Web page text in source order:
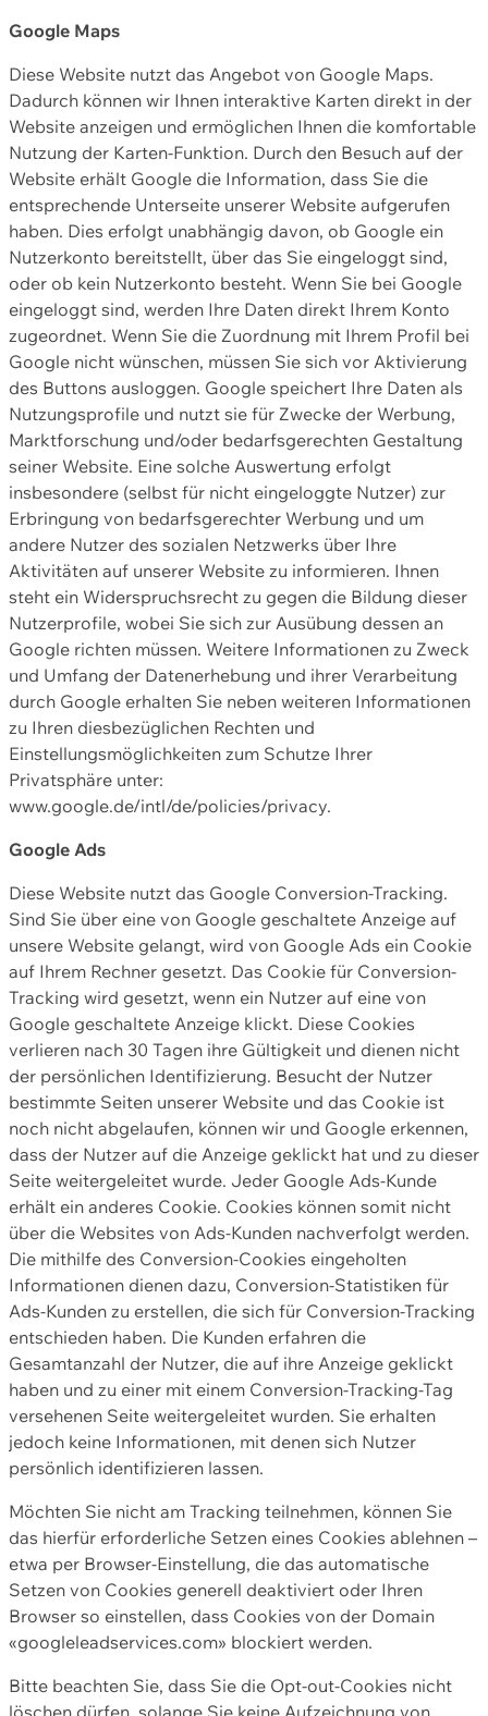
Google Maps
Diese Website nutzt das Angebot von Google Maps.
Dadurch können wir Ihnen interaktive Karten direkt in der
Website anzeigen und ermöglichen Ihnen die komfortable
Nutzung der Karten-Funktion. Durch den Besuch auf der
Website erhält Google die Information, dass Sie die
entsprechende Unterseite unserer Website aufgerufen
haben. Dies erfolgt unabhängig davon, ob Google ein
Nutzerkonto bereitstellt, über das Sie eingeloggt sind,
oder ob kein Nutzerkonto besteht. Wenn Sie bei Google
eingeloggt sind, werden Ihre Daten direkt Ihrem Konto
zugeordnet. Wenn Sie die Zuordnung mit Ihrem Profil bei
Google nicht wünschen, müssen Sie sich vor Aktivierung
des Buttons ausloggen. Google speichert Ihre Daten als
Nutzungsprofile und nutzt sie für Zwecke der Werbung,
Marktforschung und/oder bedarfsgerechten Gestaltung
seiner Website. Eine solche Auswertung erfolgt
insbesondere (selbst für nicht eingeloggte Nutzer) zur
Erbringung von bedarfsgerechter Werbung und um
andere Nutzer des sozialen Netzwerks über Ihre
Aktivitäten auf unserer Website zu informieren. Ihnen
steht ein Widerspruchsrecht zu gegen die Bildung dieser
Nutzerprofile, wobei Sie sich zur Ausübung dessen an
Google richten müssen. Weitere Informationen zu Zweck
und Umfang der Datenerhebung und ihrer Verarbeitung
durch Google erhalten Sie neben weiteren Informationen
zu Ihren diesbezüglichen Rechten und
Einstellungsmöglichkeiten zum Schutze Ihrer
Privatsphäre unter:
www.google.de/intl/de/policies/privacy.
Google Ads
Diese Website nutzt das Google Conversion-Tracking.
Sind Sie über eine von Google geschaltete Anzeige auf
unsere Website gelangt, wird von Google Ads ein Cookie
auf Ihrem Rechner gesetzt. Das Cookie für Conversion-
Tracking wird gesetzt, wenn ein Nutzer auf eine von
Google geschaltete Anzeige klickt. Diese Cookies
verlieren nach 30 Tagen ihre Gültigkeit und dienen nicht
der persönlichen Identifizierung. Besucht der Nutzer
bestimmte Seiten unserer Website und das Cookie ist
noch nicht abgelaufen, können wir und Google erkennen,
dass der Nutzer auf die Anzeige geklickt hat und zu dieser
Seite weitergeleitet wurde. Jeder Google Ads-Kunde
erhält ein anderes Cookie. Cookies können somit nicht
über die Websites von Ads-Kunden nachverfolgt werden.
Die mithilfe des Conversion-Cookies eingeholten
Informationen dienen dazu, Conversion-Statistiken für
Ads-Kunden zu erstellen, die sich für Conversion-Tracking
entschieden haben. Die Kunden erfahren die
Gesamtanzahl der Nutzer, die auf ihre Anzeige geklickt
haben und zu einer mit einem Conversion-Tracking-Tag
versehenen Seite weitergeleitet wurden. Sie erhalten
jedoch keine Informationen, mit denen sich Nutzer
persönlich identifizieren lassen.
Möchten Sie nicht am Tracking teilnehmen, können Sie
das hierfür erforderliche Setzen eines Cookies ablehnen –
etwa per Browser-Einstellung, die das automatische
Setzen von Cookies generell deaktiviert oder Ihren
Browser so einstellen, dass Cookies von der Domain
«googleleadservices.com» blockiert werden.
Bitte beachten Sie, dass Sie die Opt-out-Cookies nicht